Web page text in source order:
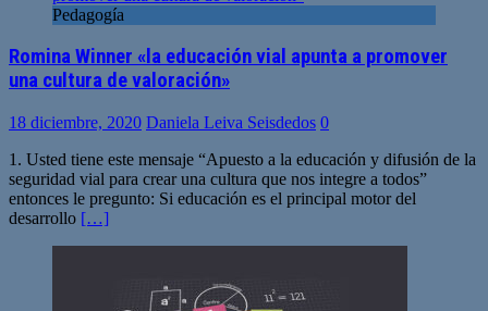
Pedagogía
Romina Winner «la educación vial apunta a promover
una cultura de valoración»
18 diciembre, 2020 Daniela Leiva Seisdedos 0
1. Usted tiene este mensaje “Apuesto a la educación y difusión de la
seguridad vial para crear una cultura que nos integre a todos”
entonces le pregunto: Si educación es el principal motor del
desarrollo […]